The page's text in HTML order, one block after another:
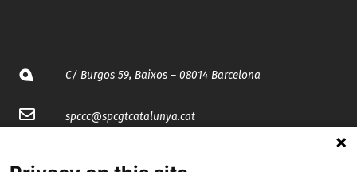
C/ Burgos 59, Baixos – 08014 Barcelona
spccc@spcgtcatalunya.cat